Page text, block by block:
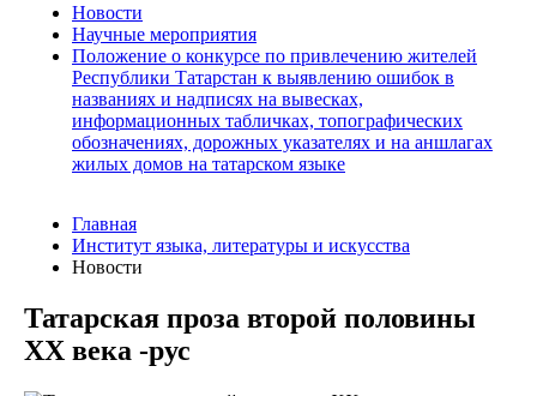
Новости
Научные мероприятия
Положение о конкурсе по привлечению жителей
Республики Татарстан к выявлению ошибок в
названиях и надписях на вывесках,
информационных табличках, топографических
обозначениях, дорожных указателях и на аншлагах
жилых домов на татарском языке
Главная
Институт языка, литературы и искусства
Новости
Татарская проза второй половины
ХХ века -рус